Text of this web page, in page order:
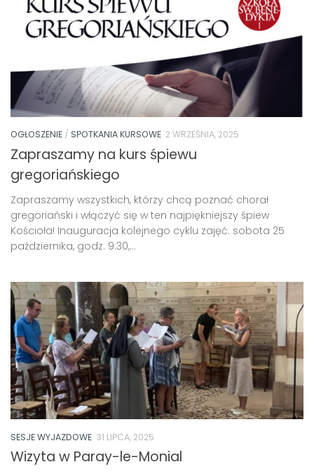
OGŁOSZENIE / SPOTKANIA KURSOWE 2 WRZEŚNIA, 2025
Zapraszamy na kurs śpiewu
gregoriańskiego
Zapraszamy wszystkich, którzy chcą poznać chorał
gregoriański i włączyć się w ten najpiękniejszy śpiew
Kościoła! Inauguracja kolejnego cyklu zajęć: sobota 25
października, godz. 9:30,...
SESJE WYJAZDOWE 31 LIPCA, 2025
Wizyta w Paray-le-Monial